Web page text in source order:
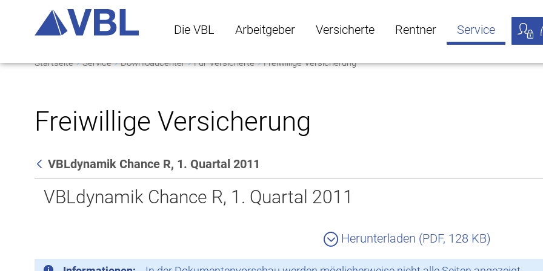
Die VBL
Die VBL Untermenü öffnen
Arbeitgeber
Arbeitgeber Untermenü öffnen
Versicherte
Versicherte Untermenü öffnen
Rentner Service
Startseite Service Downloadcenter Für Versicherte Freiwillige Versicherung
Freiwillige Versicherung
Zurück
VBLdynamik Chance R, 1. Quartal 2011
VBLdynamik Chance R, 1. Quartal 2011
Herunterladen (PDF, 128 KB)